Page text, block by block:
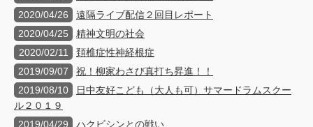
2020/04/26
遠隔ライブ配信２回目レポート
2020/04/25
精神文明の社会
2020/02/11
頚椎症性神経根症
2019/09/07
祝！柳家わさび真打ち昇進！！
2019/08/10
日中友好こども（大人も可）サマードラムスクー
ル２０１９
2019/04/29
ハクビシンとの戦い